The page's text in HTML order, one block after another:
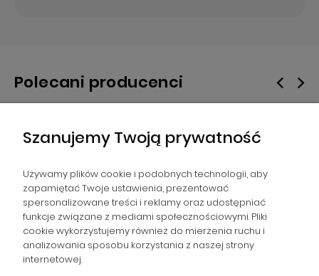
Polecani producenci
NAWIGACJA
POMOC
Szanujemy Twoją prywatność
Używamy plików cookie i podobnych technologii, aby
zapamiętać Twoje ustawienia, prezentować
spersonalizowane treści i reklamy oraz udostępniać
funkcje związane z mediami społecznościowymi. Pliki
cookie wykorzystujemy również do mierzenia ruchu i
analizowania sposobu korzystania z naszej strony
internetowej.